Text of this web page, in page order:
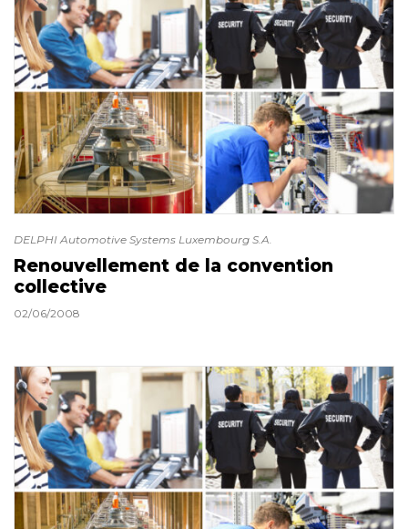
DELPHI Automotive Systems Luxembourg S.A.
Renouvellement de la convention
collective
02/06/2008